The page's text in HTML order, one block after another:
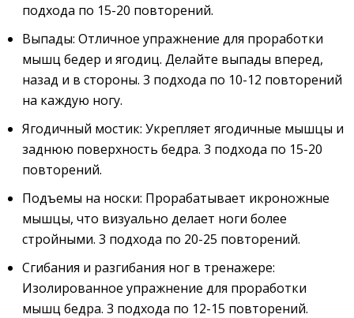
подхода по 15-20 повторений.
Выпады: Отличное упражнение для проработки
мышц бедер и ягодиц. Делайте выпады вперед,
назад и в стороны. 3 подхода по 10-12 повторений
на каждую ногу.
Ягодичный мостик: Укрепляет ягодичные мышцы и
заднюю поверхность бедра. 3 подхода по 15-20
повторений.
Подъемы на носки: Прорабатывает икроножные
мышцы, что визуально делает ноги более
стройными. 3 подхода по 20-25 повторений.
Сгибания и разгибания ног в тренажере:
Изолированное упражнение для проработки
мышц бедра. 3 подхода по 12-15 повторений.